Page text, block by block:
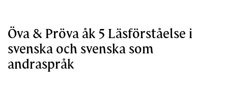
Öva & Pröva åk 5 Läsförståelse i
svenska och svenska som
andraspråk